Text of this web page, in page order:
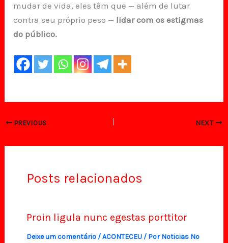
mudar de vida, eles têm que — além de lutar
contra seu próprio peso — lidar com os estigmas
do público.
PREVIOUS NEXT
Posts relacionados
Proin ligula nunc egestas porttitor
Deixe um comentário/ACONTECEU/ Por Noticias No